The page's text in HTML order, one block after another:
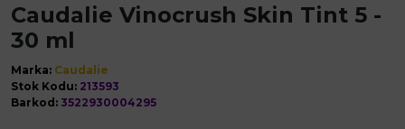
Caudalie Vinocrush Skin Tint 5 -
30 ml
Marka: Caudalie
Stok Kodu: 213593
Barkod: 3522930004295